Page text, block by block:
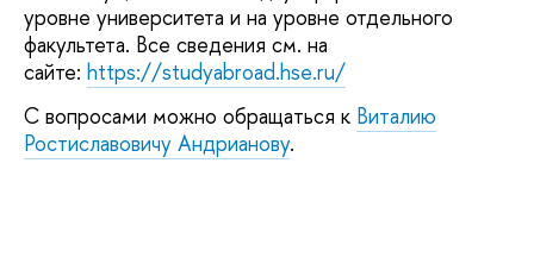
уровне университета и на уровне отдельного
факультета. Все сведения см. на
сайте: https://studyabroad.hse.ru/
С вопросами можно обращаться к Виталию
Ростиславовичу Андрианову.